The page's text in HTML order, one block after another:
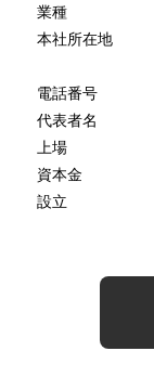
業種
本社所在地
電話番号
代表者名
上場
資本金
設立